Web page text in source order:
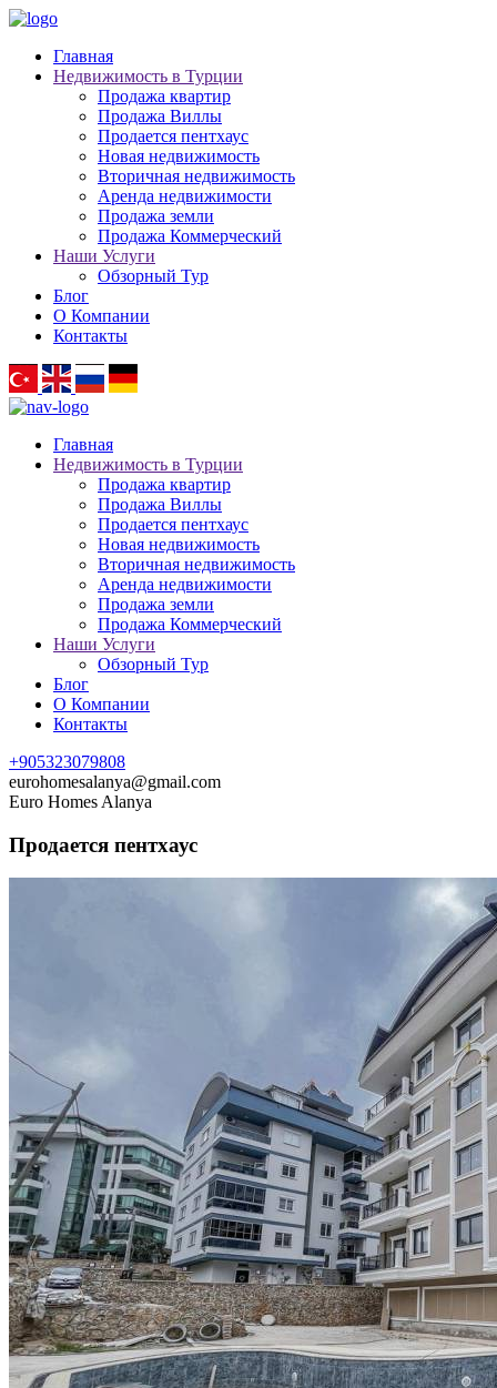
Главная
Недвижимость в Турции
Продажа квартир
Продажа Виллы
Продается пентхаус
Новая недвижимость
Вторичная недвижимость
Аренда недвижимости
Продажа земли
Продажа Коммерческий
Наши Услуги
Обзорный Тур
Блог
О Компании
Контакты
Главная
Недвижимость в Турции
Продажа квартир
Продажа Виллы
Продается пентхаус
Новая недвижимость
Вторичная недвижимость
Аренда недвижимости
Продажа земли
Продажа Коммерческий
Наши Услуги
Обзорный Тур
Блог
О Компании
Контакты
+905323079808
eurohomesalanya@gmail.com
Euro Homes Alanya
Продается пентхаус